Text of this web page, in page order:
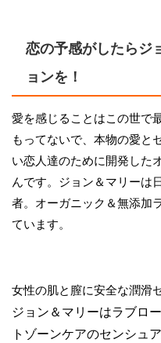
恋の予感がしたらジ
ョンを！
愛を感じることはこの世で
もってないで、本物の愛と
い恋人達のために開発した
んです。ジョン＆マリーは
者。オーガニック＆無添加
ています。
女性の肌と膣に安全な潤滑
ジョン＆マリーはラブロ
トゾーンケアのセンシュ